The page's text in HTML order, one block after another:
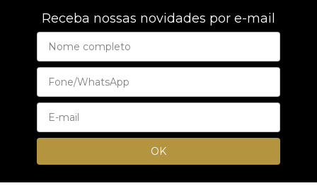
Receba nossas novidades por e-mail